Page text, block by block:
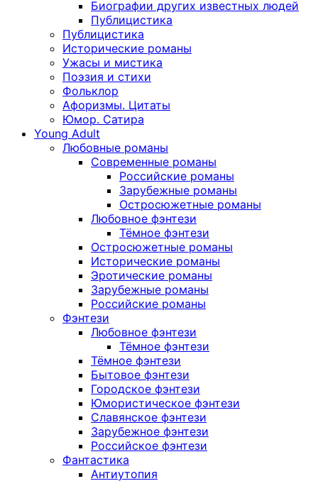
Биографии других известных людей
Публицистика
Публицистика
Исторические романы
Ужасы и мистика
Поэзия и стихи
Фольклор
Афоризмы. Цитаты
Юмор. Сатира
Young Adult
Любовные романы
Современные романы
Российские романы
Зарубежные романы
Остросюжетные романы
Любовное фэнтези
Тёмное фэнтези
Остросюжетные романы
Исторические романы
Эротические романы
Зарубежные романы
Российские романы
Фэнтези
Любовное фэнтези
Тёмное фэнтези
Тёмное фэнтези
Бытовое фэнтези
Городское фэнтези
Юмористическое фэнтези
Славянское фэнтези
Зарубежное фэнтези
Российское фэнтези
Фантастика
Антиутопия